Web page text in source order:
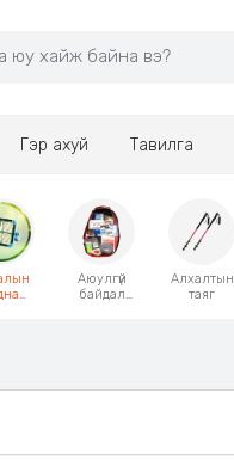
Гэр ахуй Тавилга
Аюулгүй
байдал
Алхалтын
таяг